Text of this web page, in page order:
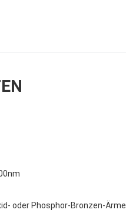
oder Phosphor-Bronzen-Ärmel